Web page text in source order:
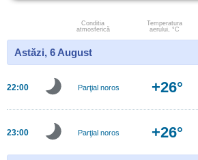
Conditia
atmosferică
Temperatura
aerului, °C
Astăzi, 6 August
22:00 Parţial noros +26°
23:00 Parţial noros +26°